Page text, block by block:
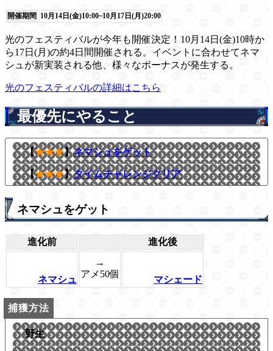
開催期間 10月14日(金)10:00~10月17日(月)20:00
光のフェスティバルが今年も開催決定！10月14日(金)10時か
ら17日(月)の約4日間開催される。イベントに合わせてネマ
シュが新実装される他、様々なボーナスが発生する。
光のフェスティバルの詳細はこちら
最優先にやること
【★★★】ネマシュをゲット
【★★★】タイムチャレンジクリア
ネマシュをゲット
進化前 進化後
ネマシュ
→
アメ50個
マシェード
野生